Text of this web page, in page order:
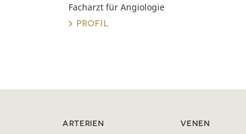
Facharzt für Angiologie
PROFIL
ARTERIEN VENEN